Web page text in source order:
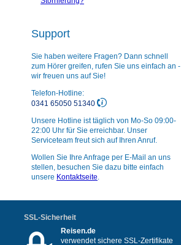
Support
Sie haben weitere Fragen? Dann schnell
zum Hörer greifen, rufen Sie uns einfach an -
wir freuen uns auf Sie!
Telefon-Hotline:
0341 65050 51340
Unsere Hotline ist täglich von Mo-So 09:00-
22:00 Uhr für Sie erreichbar. Unser
Serviceteam freut sich auf Ihren Anruf.
Wollen Sie Ihre Anfrage per E-Mail an uns
stellen, besuchen Sie dazu bitte einfach
unsere Kontaktseite.
SSL-Sicherheit
Reisen.de
verwendet sichere SSL-Zertifikate